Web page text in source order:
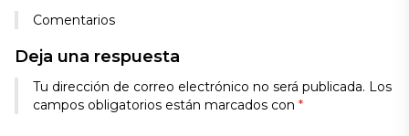
Comentarios
Deja una respuesta
Tu dirección de correo electrónico no será publicada. Los
campos obligatorios están marcados con *